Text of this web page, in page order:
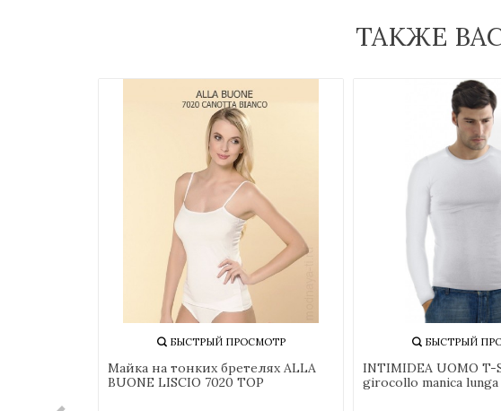
ТАКЖЕ
БЫСТРЫЙ ПРОСМОТР
Майка на тонких бретелях ALLA
BUONE LISCIO 7020 TOP
БЫСТРЫЙ
INTIMIDEA UOMO T-
girocollo manica lunga